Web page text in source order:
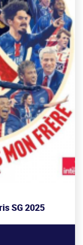
SG 2025